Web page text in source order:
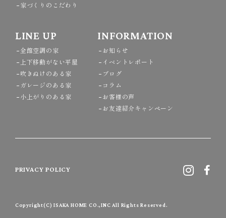
家づくりのこだわり
LINE UP
全館空調の家
上下移動がない平屋
吹きぬけのある家
ガレージのある家
小上がりのある家
INFORMATION
お知らせ
イベントレポート
ブログ
コラム
お客様の声
お友達紹介キャンペーン
PRIVACY POLICY
Copyright(C) ISAKA HOME CO.,INC All Rights Reserved.